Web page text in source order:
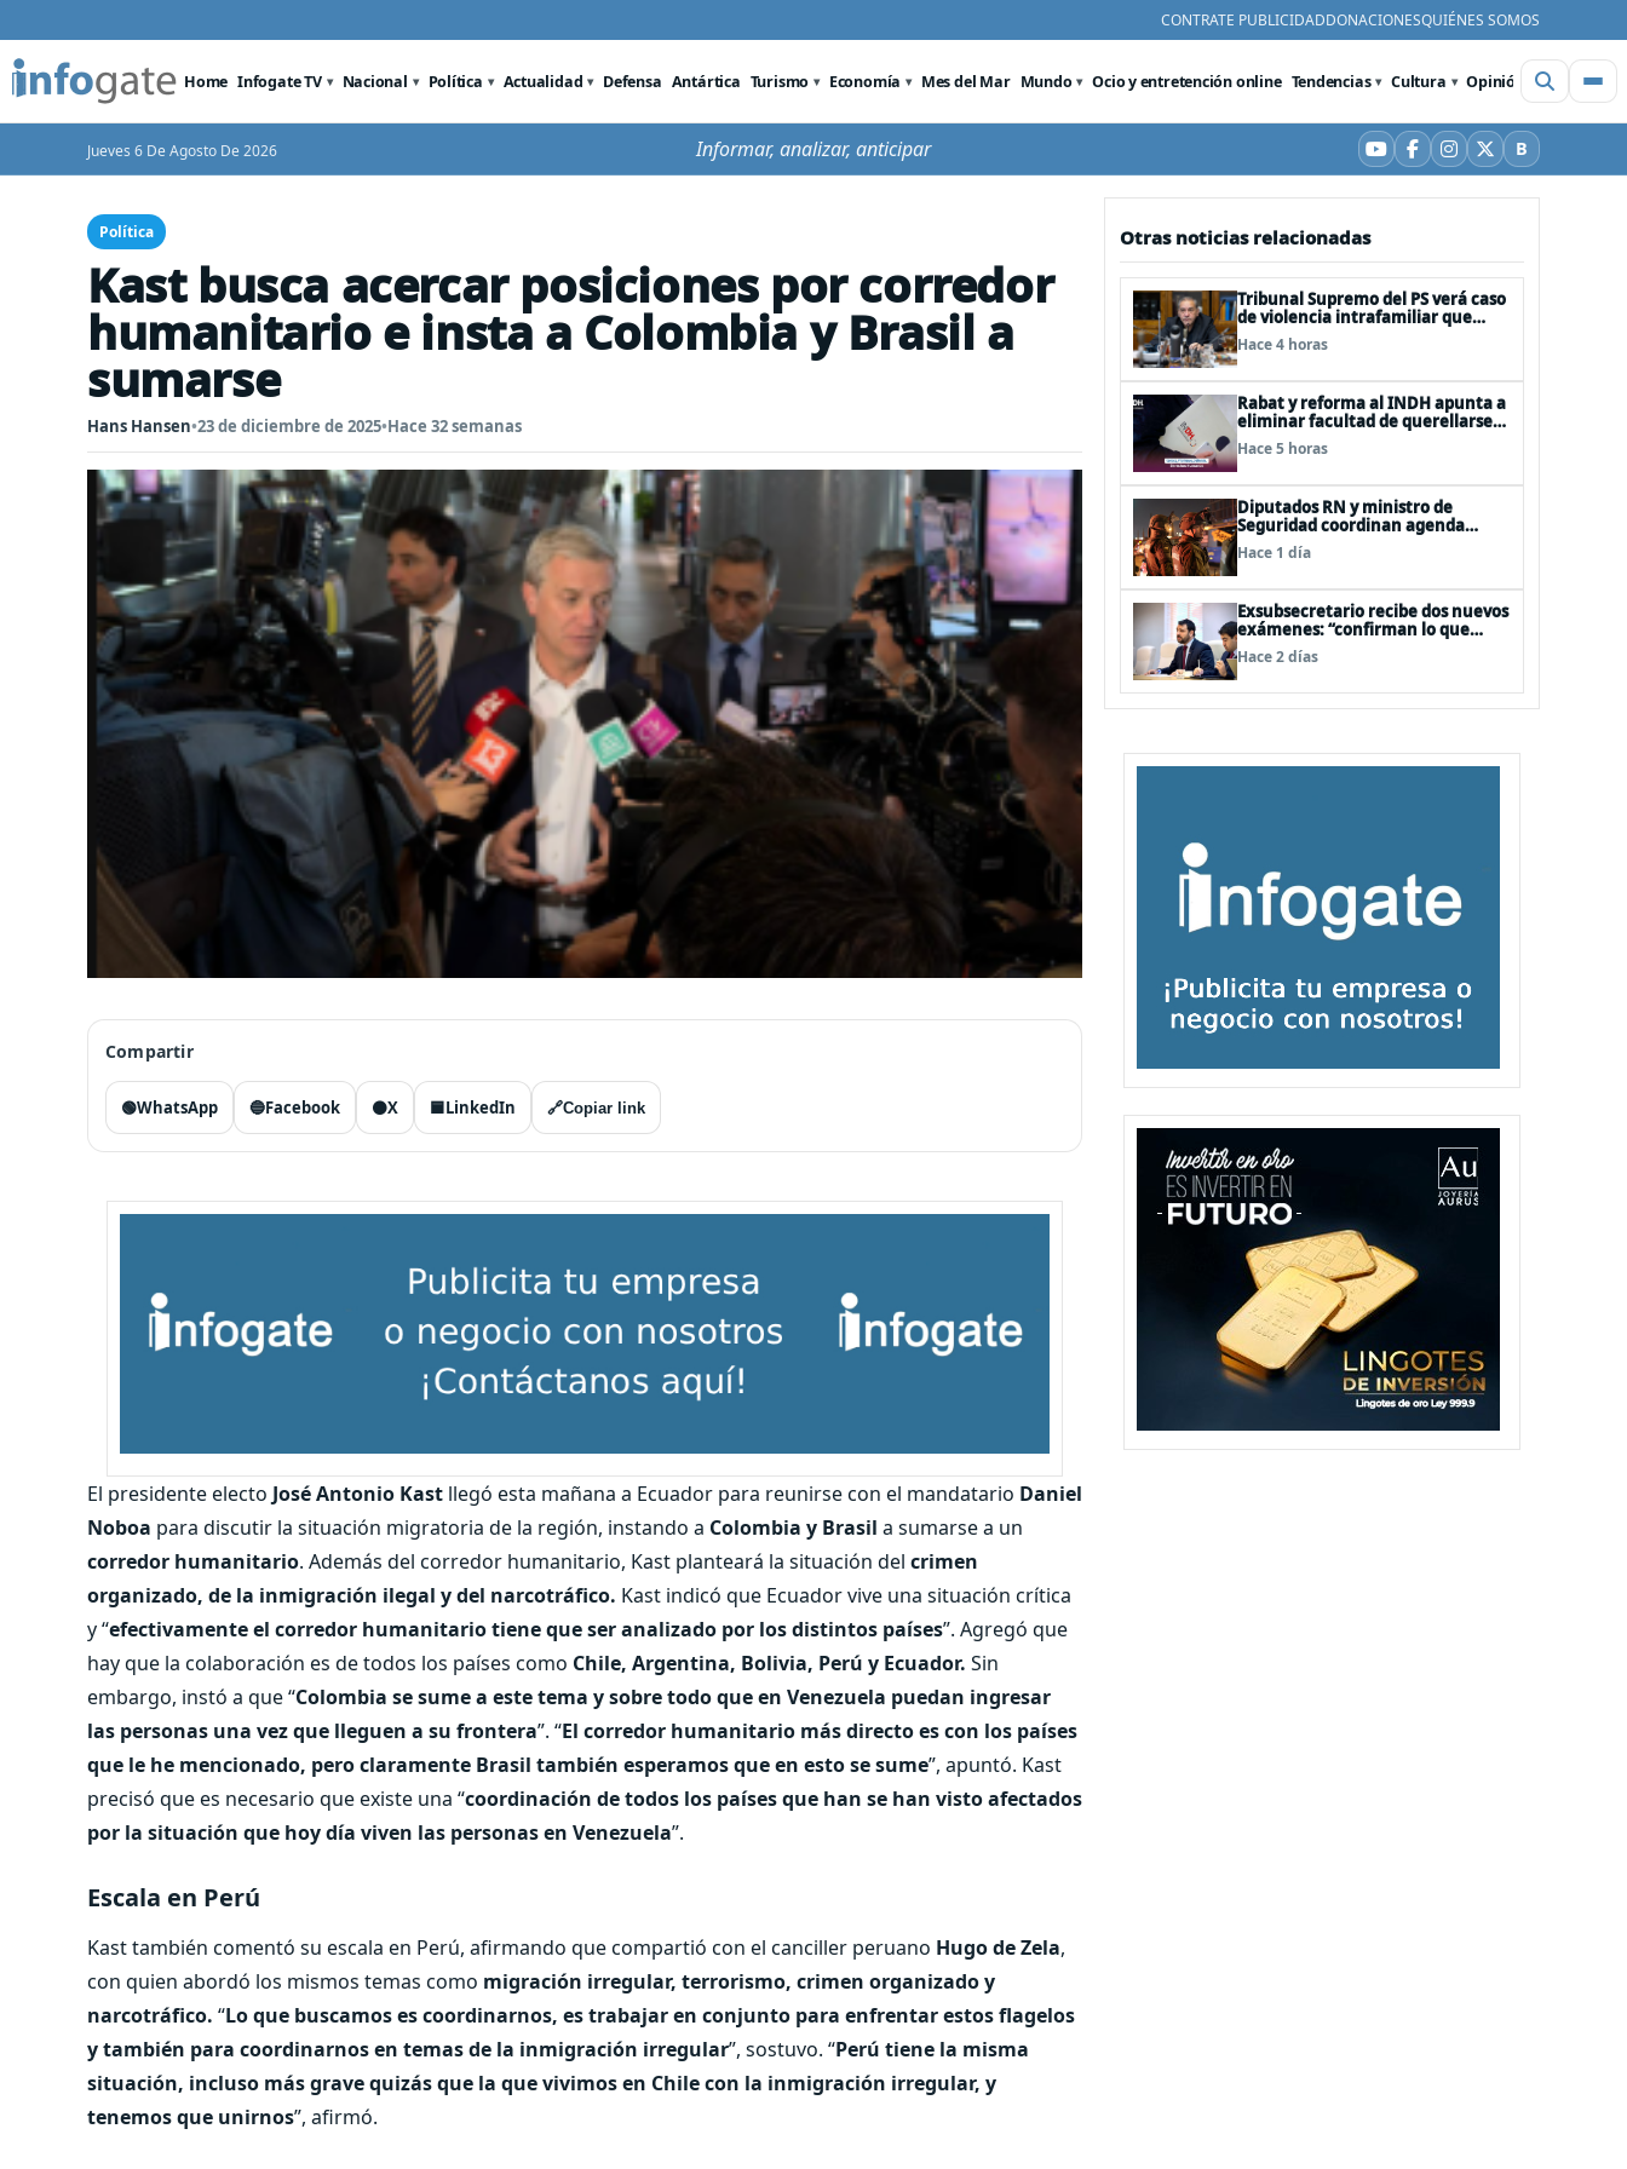
CONTRATE PUBLICIDADDONACIONESQUIÉNES SOMOS
Home Infogate TV Nacional Política Actualidad Defensa Antártica Turismo Economía Mes del Mar Mundo Ocio y entretención online Tendencias Cultura Opinión Videos
Jueves 6 De Agosto De 2026 Informar, analizar, anticipar YouTube
Facebook
Instagram
X BBluesky
Política
Kast busca acercar posiciones por corredor
humanitario e insta a Colombia y Brasil a
sumarse
Hans Hansen•23 de diciembre de 2025•Hace 32 semanas
Compartir
🟢WhatsApp 🔵Facebook ⚫X 🟦LinkedIn 🔗Copiar link
El presidente electo José Antonio Kast llegó esta mañana a Ecuador para reunirse con el mandatario Daniel
Noboa para discutir la situación migratoria de la región, instando a Colombia y Brasil a sumarse a un
corredor humanitario. Además del corredor humanitario, Kast planteará la situación del crimen
organizado, de la inmigración ilegal y del narcotráfico. Kast indicó que Ecuador vive una situación crítica
y “efectivamente el corredor humanitario tiene que ser analizado por los distintos países”. Agregó que
hay que la colaboración es de todos los países como Chile, Argentina, Bolivia, Perú y Ecuador. Sin
embargo, instó a que “Colombia se sume a este tema y sobre todo que en Venezuela puedan ingresar
las personas una vez que lleguen a su frontera”. “El corredor humanitario más directo es con los países
que le he mencionado, pero claramente Brasil también esperamos que en esto se sume”, apuntó. Kast
precisó que es necesario que existe una “coordinación de todos los países que han se han visto afectados
por la situación que hoy día viven las personas en Venezuela”.
Escala en Perú
Kast también comentó su escala en Perú, afirmando que compartió con el canciller peruano Hugo de Zela,
con quien abordó los mismos temas como migración irregular, terrorismo, crimen organizado y
narcotráfico. “Lo que buscamos es coordinarnos, es trabajar en conjunto para enfrentar estos flagelos
y también para coordinarnos en temas de la inmigración irregular”, sostuvo. “Perú tiene la misma
situación, incluso más grave quizás que la que vivimos en Chile con la inmigración irregular, y
tenemos que unirnos”, afirmó.
Otras noticias relacionadas
Tribunal Supremo del PS verá caso
de violencia intrafamiliar que
afecta al senador Fidel Espinoza
Hace 4 horas
Rabat y reforma al INDH apunta a
eliminar facultad de querellarse
para hacerlo “consultivo”
Hace 5 horas
Diputados RN y ministro de
Seguridad coordinan agenda
legislativa y fast track de
proyectos
Hace 1 día
Exsubsecretario recibe dos nuevos
exámenes: “confirman lo que
siempre he dicho que no consumo
droga”
Hace 2 días